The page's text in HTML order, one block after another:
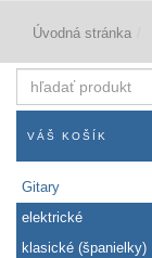
Úvodná stránka
produkt
VÁŠ KOŠÍK
Gitary
elektrické
klasické (španielky)